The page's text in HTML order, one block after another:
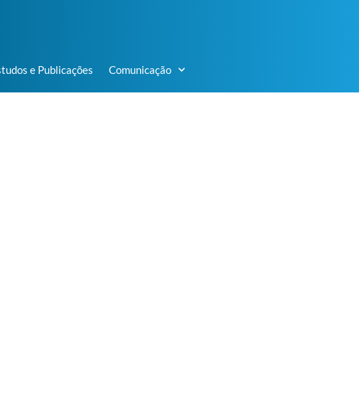
e Publicações Comunicação